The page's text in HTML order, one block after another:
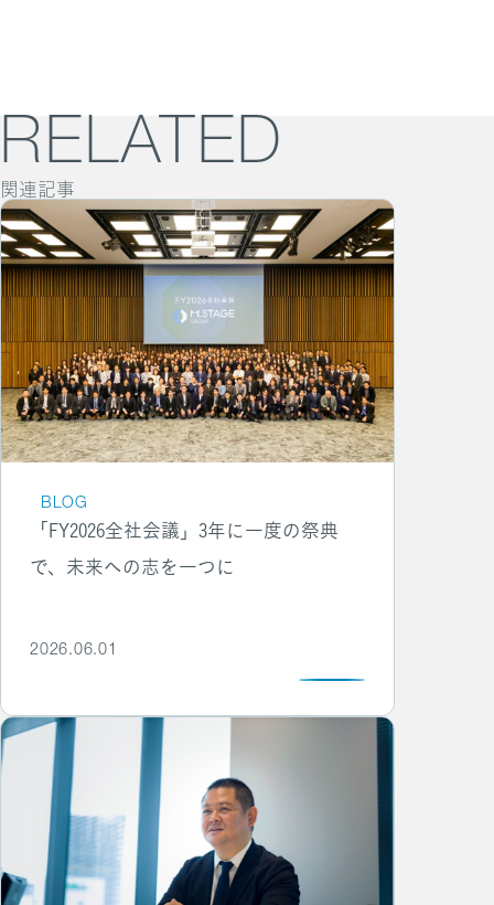
RELATED
関連記事
BLOG
「FY2026全社会議」3年に一度の祭典
で、未来への志を一つに
2026.06.01